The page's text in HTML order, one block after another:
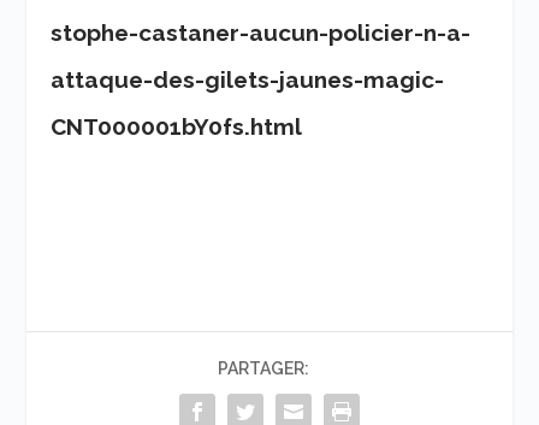
stophe-castaner-aucun-policier-n-a-
attaque-des-gilets-jaunes-magic-
CNT000001bY0fs.html
PARTAGER: